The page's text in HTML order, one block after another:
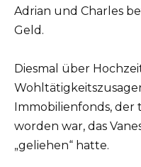
Adrian und Charles
Geld.
Diesmal über
Immobilienfonds,
worden war, das
„geliehen“ hatte.